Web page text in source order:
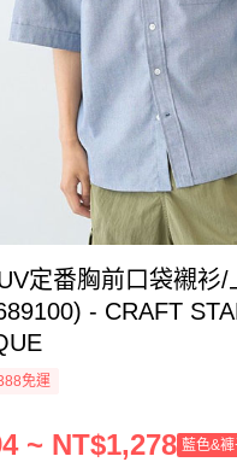
定番胸前口袋襯衫/
- CRAFT
免運
~ NT$1,278 藍色&